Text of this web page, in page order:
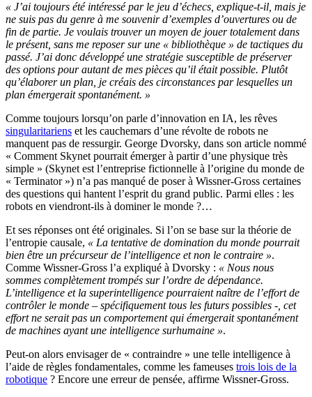
« J’ai toujours été intéressé par le jeu d’échecs, explique-t-il, mais je
ne suis pas du genre à me souvenir d’exemples d’ouvertures ou de
fin de partie. Je voulais trouver un moyen de jouer totalement dans
le présent, sans me reposer sur une « bibliothèque » de tactiques du
passé. J’ai donc développé une stratégie susceptible de préserver
des options pour autant de mes pièces qu’il était possible. Plutôt
qu’élaborer un plan, je créais des circonstances par lesquelles un
plan émergerait spontanément. »
Comme toujours lorsqu’on parle d’innovation en IA, les rêves
singularitariens et les cauchemars d’une révolte de robots ne
manquent pas de ressurgir. George Dvorsky, dans son article nommé
« Comment Skynet pourrait émerger à partir d’une physique très
simple » (Skynet est l’entreprise fictionnelle à l’origine du monde de
« Terminator ») n’a pas manqué de poser à Wissner-Gross certaines
des questions qui hantent l’esprit du grand public. Parmi elles : les
robots en viendront-ils à dominer le monde ?…
Et ses réponses ont été originales. Si l’on se base sur la théorie de
l’entropie causale, « La tentative de domination du monde pourrait
bien être un précurseur de l’intelligence et non le contraire ».
Comme Wissner-Gross l’a expliqué à Dvorsky : « Nous nous
sommes complètement trompés sur l’ordre de dépendance.
L’intelligence et la superintelligence pourraient naître de l’effort de
contrôler le monde – spécifiquement tous les futurs possibles -, cet
effort ne serait pas un comportement qui émergerait spontanément
de machines ayant une intelligence surhumaine ».
Peut-on alors envisager de « contraindre » une telle intelligence à
l’aide de règles fondamentales, comme les fameuses trois lois de la
robotique ? Encore une erreur de pensée, affirme Wissner-Gross.